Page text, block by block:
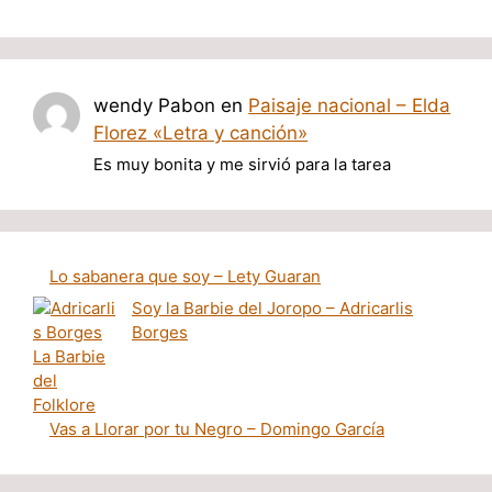
wendy Pabon en Paisaje nacional – Elda
Florez «Letra y canción»
Es muy bonita y me sirvió para la tarea
Lo sabanera que soy – Lety Guaran
Soy la Barbie del Joropo – Adricarlis
Borges
Vas a Llorar por tu Negro – Domingo García